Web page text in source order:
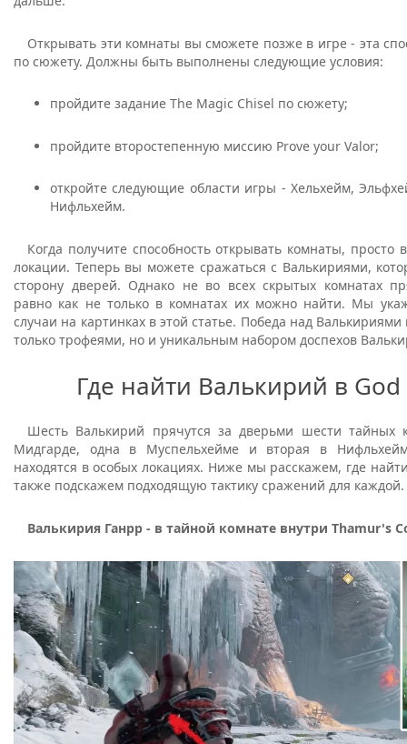
Открывать эти комнаты вы сможете позже в игре - эта
по сюжету. Должны быть выполнены следующие условия:
пройдите задание The Magic Chisel по сюжету;
пройдите второстепенную миссию Prove your Valor;
откройте следующие области игры - Хельхейм,
Нифльхейм.
Когда получите способность открывать комнаты, просто
локации. Теперь вы можете сражаться с Валькириями,
сторону дверей. Однако не во всех скрытых комнатах
равно как не только в комнатах их можно найти. Мы
случаи на картинках в этой статье. Победа над Валькириями
только трофеями, но и уникальным набором доспехов
Где найти Валькирий в
Шесть Валькирий прячутся за дверьми шести тайных
Мидгарде, одна в Муспельхейме и вторая в
находятся в особых локациях. Ниже мы расскажем, где
также подскажем подходящую тактику сражений для каждой.
Валькирия Ганрр - в тайной комнате внутри Thamur's